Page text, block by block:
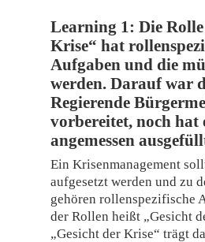
Learning 1:Die
Krise“ hat
Aufgaben und die
werden. Darauf war
Regierende
vorbereitet, noch hat
angemessen
Ein Krisenmanagement
aufgesetzt werden und zu
gehören rollenspezifische
der Rollen heißt „Gesicht
„Gesicht der Krise“ trägt